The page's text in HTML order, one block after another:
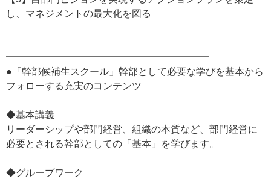
し、マネジメントの最大化を図る
━━━━━━━━━━━━━━━━━━━━━
●「幹部候補生スクール」幹部として必要な学びを基本から
フォローする充実のコンテンツ
◆基本講義
リーダーシップや部門経営、組織の本質など、部門経営に
必要とされる幹部としての「基本」を学びます。
◆グループワーク